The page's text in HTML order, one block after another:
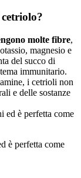
molte fibre,
magnesio e
del succo di
immunitario.
i cetrioli non
e delle sostanze
è perfetta come